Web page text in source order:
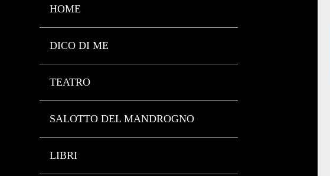
HOME
DICO DI ME
TEATRO
SALOTTO DEL MANDROGNO
LIBRI